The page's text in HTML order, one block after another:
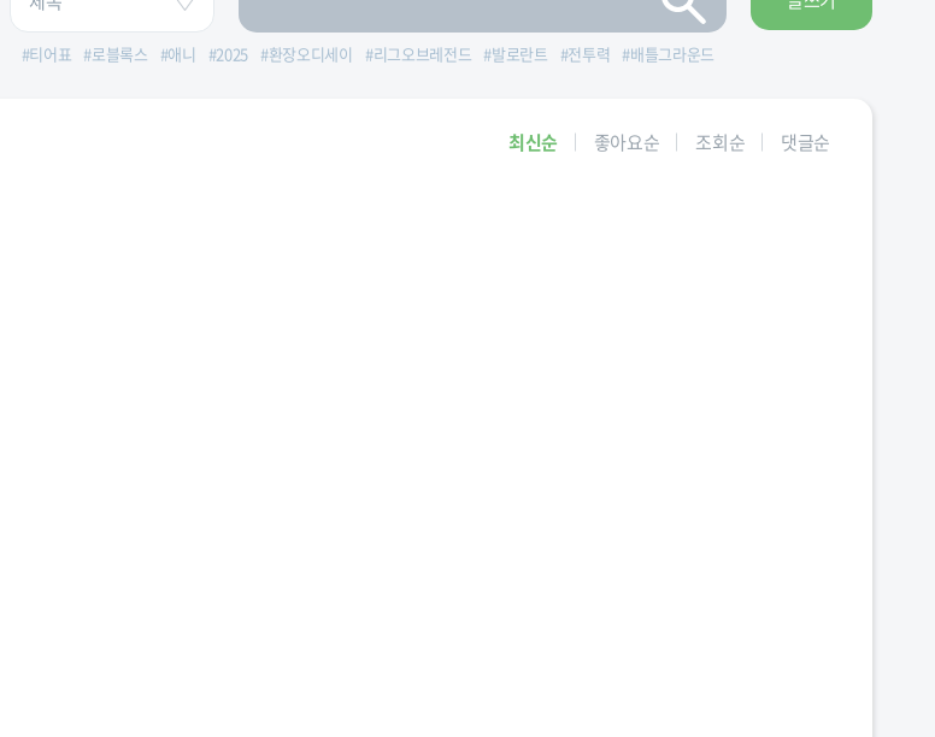
#티어표 #로블록스 #애니 #2025 #환장오디세이 #리그오브레전드 #발로란트 #전투력 #배틀그라운드
최신순 좋아요순 조회순 댓글순
리진